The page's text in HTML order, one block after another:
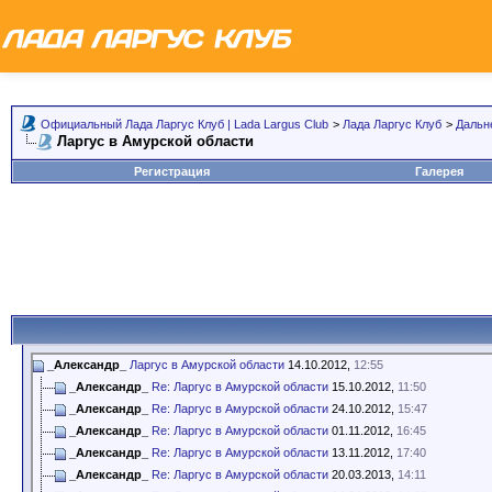
Официальный Лада Ларгус Клуб | Lada Largus Club > Лада Ларгус Клуб >
Ларгус в Амурской области
Регистрация Галерея
_Александр_ Ларгус в Амурской области 14.10.2012, 12:55
_Александр_
Re: Ларгус в Амурской области 15.10.2012, 11:50
_Александр_
Re: Ларгус в Амурской области 24.10.2012, 15:47
_Александр_
Re: Ларгус в Амурской области 01.11.2012, 16:45
_Александр_
Re: Ларгус в Амурской области 13.11.2012, 17:40
_Александр_
Re: Ларгус в Амурской области 20.03.2013, 14:11